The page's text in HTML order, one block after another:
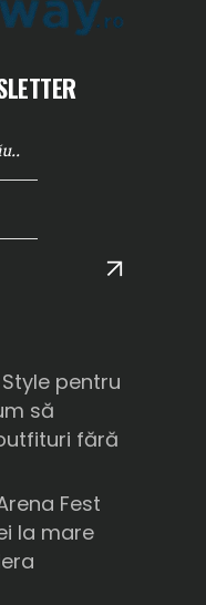
pentru
să
fără
Fest
la mare